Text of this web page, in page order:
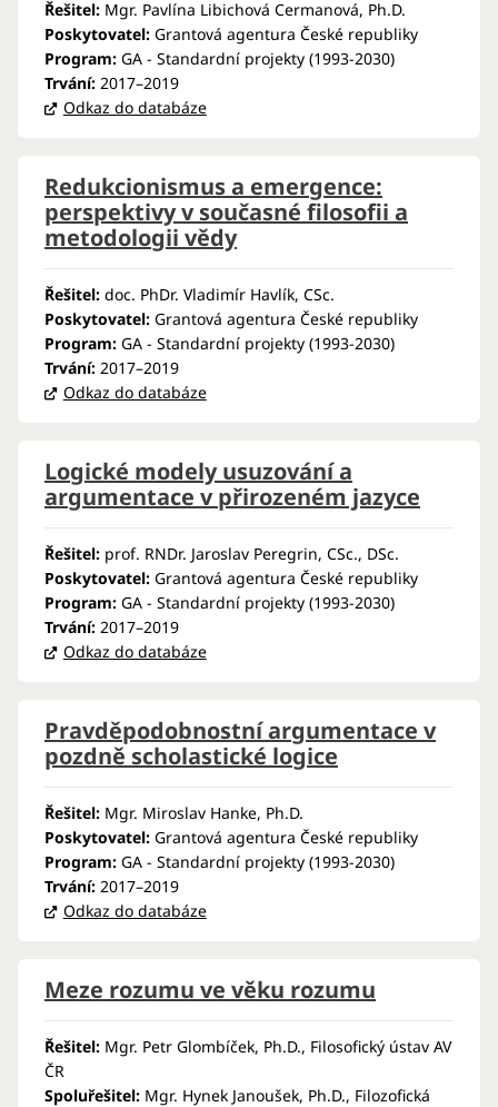
Řešitel: Mgr. Pavlína Libichová Cermanová, Ph.D.
Poskytovatel: Grantová agentura České republiky
Program: GA - Standardní projekty (1993-2030)
Trvání: 2017–2019
Odkaz do databáze
Redukcionismus a emergence:
perspektivy v současné filosofii a
metodologii vědy
Řešitel: doc. PhDr. Vladimír Havlík, CSc.
Poskytovatel: Grantová agentura České republiky
Program: GA - Standardní projekty (1993-2030)
Trvání: 2017–2019
Odkaz do databáze
Logické modely usuzování a
argumentace v přirozeném jazyce
Řešitel: prof. RNDr. Jaroslav Peregrin, CSc., DSc.
Poskytovatel: Grantová agentura České republiky
Program: GA - Standardní projekty (1993-2030)
Trvání: 2017–2019
Odkaz do databáze
Pravděpodobnostní argumentace v
pozdně scholastické logice
Řešitel: Mgr. Miroslav Hanke, Ph.D.
Poskytovatel: Grantová agentura České republiky
Program: GA - Standardní projekty (1993-2030)
Trvání: 2017–2019
Odkaz do databáze
Meze rozumu ve věku rozumu
Řešitel: Mgr. Petr Glombíček, Ph.D., Filosofický ústav AV
ČR
Spoluřešitel: Mgr. Hynek Janoušek, Ph.D., Filozofická